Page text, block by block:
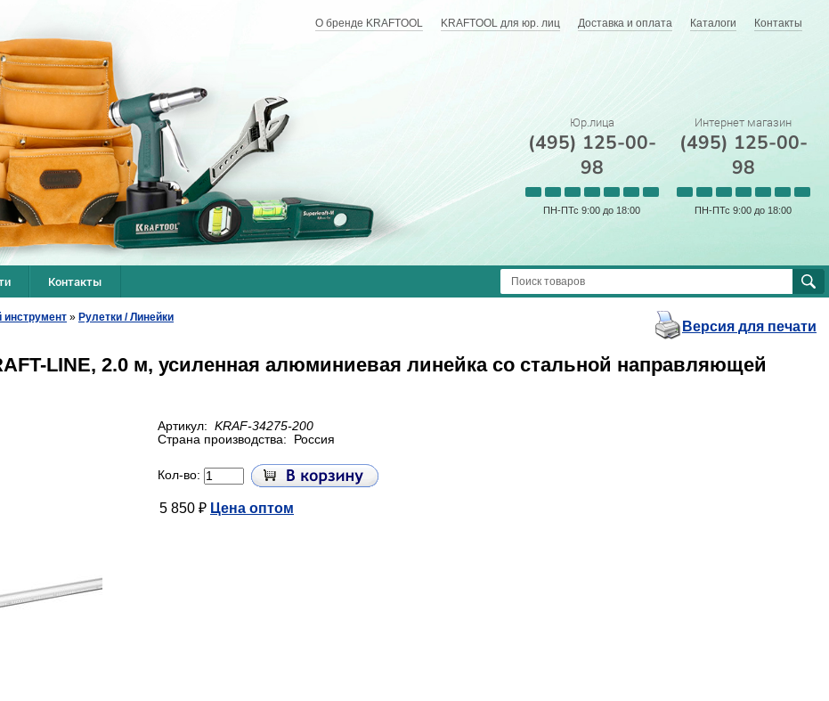
О бренде KRAFTOOL KRAFTOOL для юр. лиц Доставка и оплата Каталоги Контакты
Юр.лица
(495) 125-00-
98
ПН-ПТс 9:00 до 18:00
Интернет магазин
(495) 125-00-
98
ПН-ПТс 9:00 до 18:00
Контакты
» Рулетки / Линейки
Версия для печати
LINE, 2.0 м, усиленная алюминиевая линейка со стальной направляющей
Артикул: KRAF-34275-200
Страна производства:
Россия
Кол-во:
5 850 ₽ Цена оптом